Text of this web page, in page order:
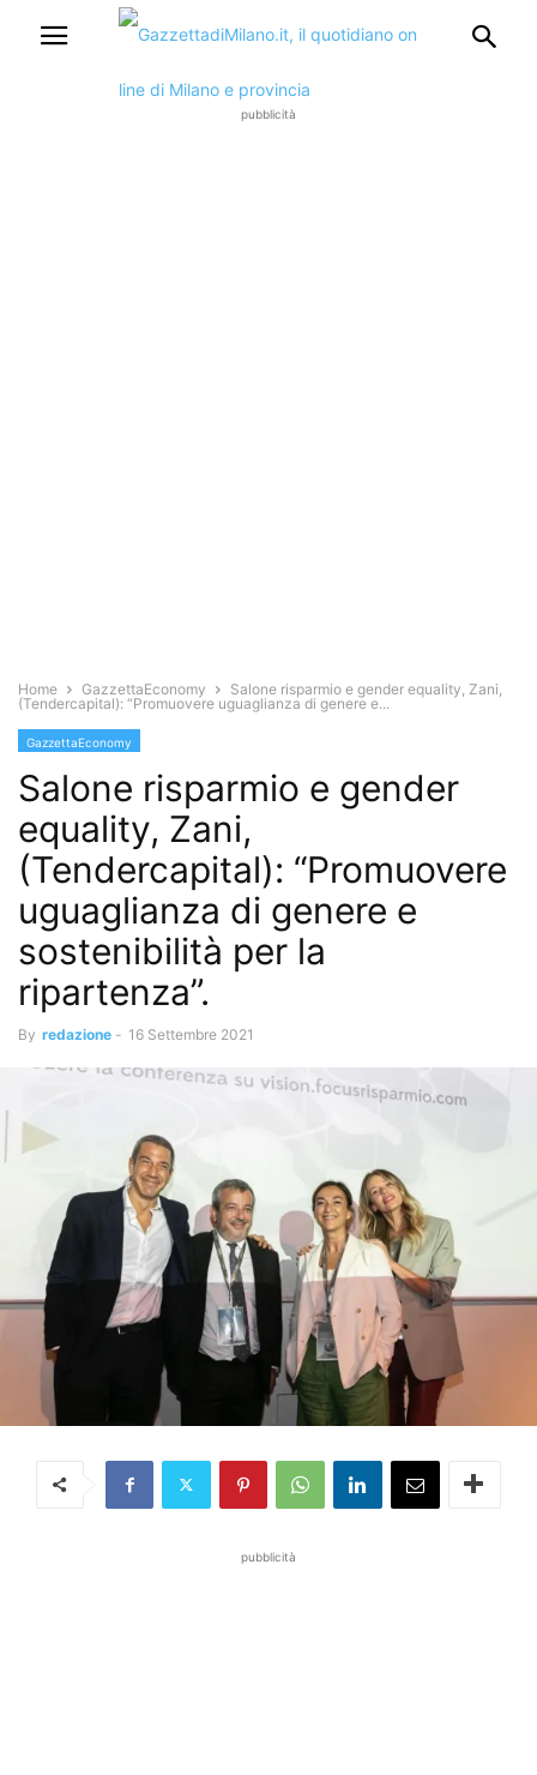
pubblicità
Home GazzettaEconomy
Salone risparmio e gender equality, Zani,
(Tendercapital): “Promuovere uguaglianza di genere e...
GazzettaEconomy
Salone risparmio e gender
equality, Zani,
(Tendercapital): “Promuovere
uguaglianza di genere e
sostenibilità per la
ripartenza”.
By redazione - 16 Settembre 2021
pubblicità